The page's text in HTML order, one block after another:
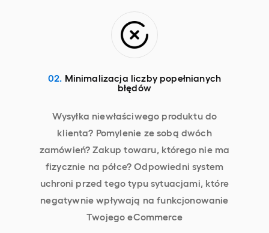
02. Minimalizacja liczby popełnianych
błędów
Wysyłka niewłaściwego produktu do
klienta? Pomylenie ze sobą dwóch
zamówień? Zakup towaru, którego nie ma
fizycznie na półce? Odpowiedni system
uchroni przed tego typu sytuacjami, które
negatywnie wpływają na funkcjonowanie
Twojego eCommerce